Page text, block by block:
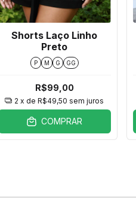
Shorts Laço Linho
Preto
P M G GG
R$99,00
2 x deR$49,50 sem juros
COMPRAR